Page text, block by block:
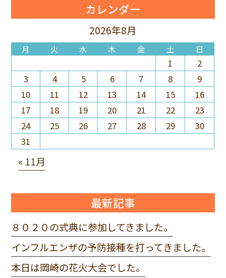
カレンダー
2026年8月
月 火 水 木 金 土 日
1
2
3
4 5 6 7 8
9
10
11 12 13 14 15
16
17
18 19 20 21 22
23
24
25 26 27 28 29
30
31
« 11月
最新記事
８０２０の式典に参加してきました。
インフルエンザの予防接種を打ってきました。
本日は岡崎の花火大会でした。